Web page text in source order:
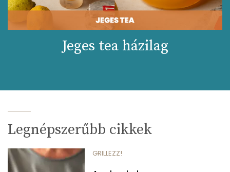
Jeges tea házilag
Legnépszerűbb cikkek
GRILLEZZ!